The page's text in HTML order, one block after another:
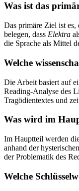
Was ist das
Das primäre Ziel ist es,
belegen, dass Elektra
die Sprache als Mittel
Welche
Die Arbeit basiert auf
Reading-Analyse des
Tragödientextes und
Was wird im
Im Hauptteil werden
anhand der
der Problematik des
Welche